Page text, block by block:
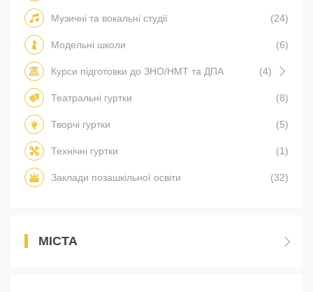
Музичні та вокальні студії (24)
Модельні школи (6)
Курси підготовки до ЗНО/НМТ та ДПА (4)
Театральні гуртки (8)
Творчі гуртки (5)
Технічні гуртки (1)
Заклади позашкільної освіти (32)
МІСТА